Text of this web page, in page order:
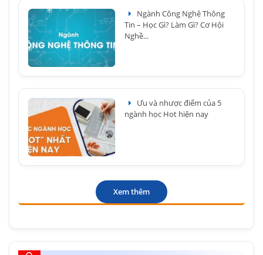
Ngành Công Nghệ Thông
Tin – Học Gì? Làm Gì? Cơ Hội
Nghề...
Ưu và nhược điểm của 5
ngành học Hot hiện nay
Xem thêm